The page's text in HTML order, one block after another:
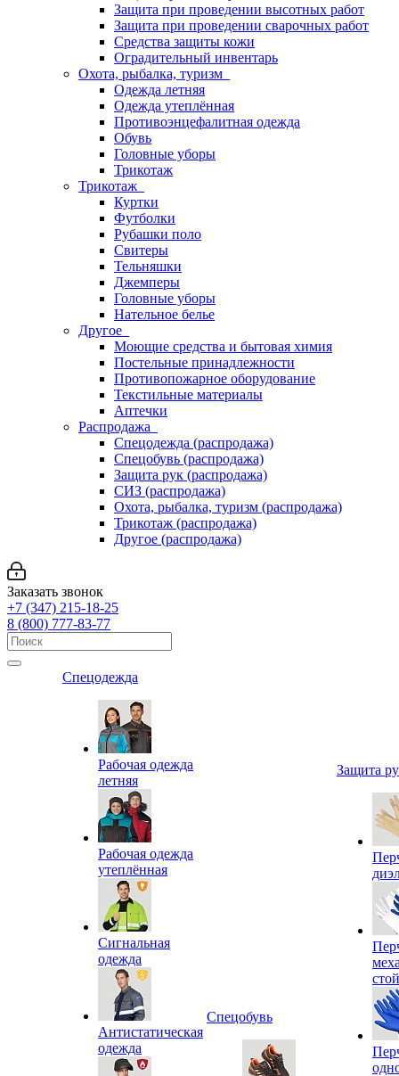
Защита при проведении высотных работ
Защита при проведении сварочных работ
Средства защиты кожи
Оградительный инвентарь
Охота, рыбалка, туризм
Одежда летняя
Одежда утеплённая
Противоэнцефалитная одежда
Обувь
Головные уборы
Трикотаж
Трикотаж
Куртки
Футболки
Рубашки поло
Свитеры
Тельняшки
Джемперы
Головные уборы
Нательное белье
Другое
Моющие средства и бытовая химия
Постельные принадлежности
Противопожарное оборудование
Текстильные материалы
Аптечки
Распродажа
Спецодежда (распродажа)
Спецобувь (распродажа)
Защита рук (распродажа)
СИЗ (распродажа)
Охота, рыбалка, туризм (распродажа)
Трикотаж (распродажа)
Другое (распродажа)
Заказать звонок
+7 (347) 215-18-25
8 (800) 777-83-77
Спецодежда
Рабочая одежда
летняя
Рабочая одежда
утеплённая
Сигнальная
одежда
Антистатическая
одежда
Спецобувь
Защита